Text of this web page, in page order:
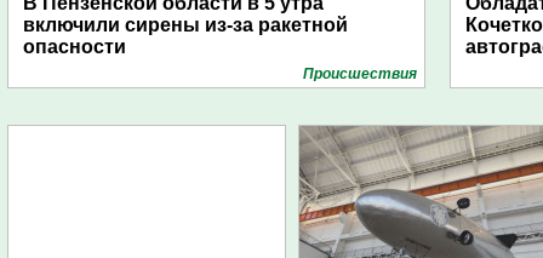
включили сирены из-за ракетной
опасности
Проиcшествия